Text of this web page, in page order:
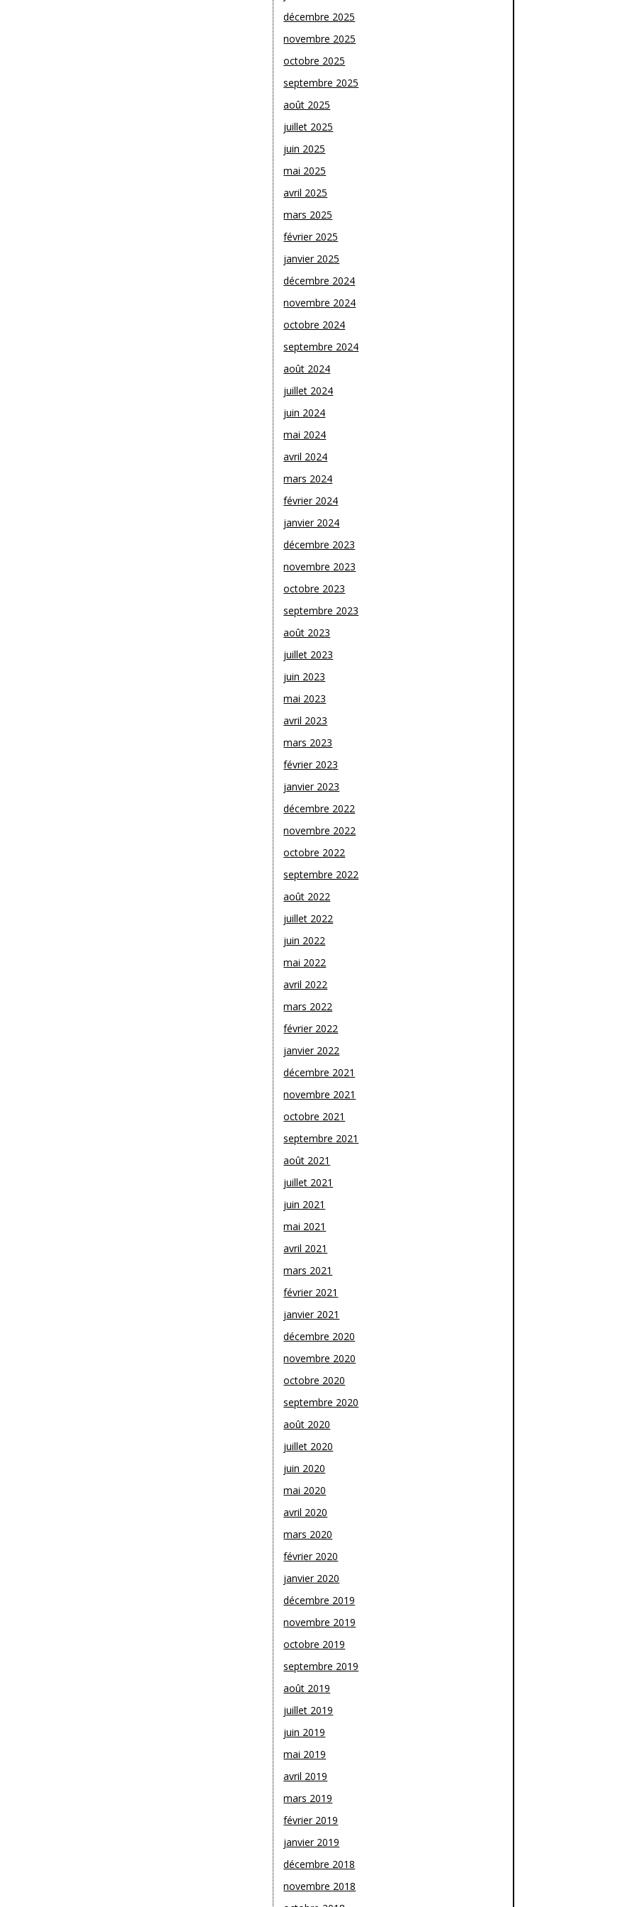
décembre 2025
novembre 2025
octobre 2025
septembre 2025
août 2025
juillet 2025
juin 2025
mai 2025
avril 2025
mars 2025
février 2025
janvier 2025
décembre 2024
novembre 2024
octobre 2024
septembre 2024
août 2024
juillet 2024
juin 2024
mai 2024
avril 2024
mars 2024
février 2024
janvier 2024
décembre 2023
novembre 2023
octobre 2023
septembre 2023
août 2023
juillet 2023
juin 2023
mai 2023
avril 2023
mars 2023
février 2023
janvier 2023
décembre 2022
novembre 2022
octobre 2022
septembre 2022
août 2022
juillet 2022
juin 2022
mai 2022
avril 2022
mars 2022
février 2022
janvier 2022
décembre 2021
novembre 2021
octobre 2021
septembre 2021
août 2021
juillet 2021
juin 2021
mai 2021
avril 2021
mars 2021
février 2021
janvier 2021
décembre 2020
novembre 2020
octobre 2020
septembre 2020
août 2020
juillet 2020
juin 2020
mai 2020
avril 2020
mars 2020
février 2020
janvier 2020
décembre 2019
novembre 2019
octobre 2019
septembre 2019
août 2019
juillet 2019
juin 2019
mai 2019
avril 2019
mars 2019
février 2019
janvier 2019
décembre 2018
novembre 2018